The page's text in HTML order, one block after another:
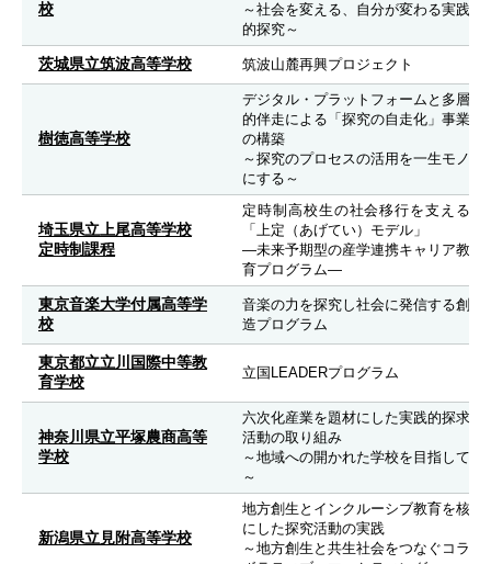
校
～社会を変える、自分が変わる実践
的探究～
茨城県立筑波高等学校 筑波山麓再興プロジェクト
樹徳高等学校
デジタル・プラットフォームと多層
的伴走による「探究の自走化」事業
の構築
～探究のプロセスの活用を一生モノ
にする～
埼玉県立上尾高等学校
定時制課程
定時制高校生の社会移行を支える
「上定（あげてい）モデル」
―未来予期型の産学連携キャリア教
育プログラム―
東京音楽大学付属高等学
校
音楽の力を探究し社会に発信する創
造プログラム
東京都立立川国際中等教
育学校
立国LEADERプログラム
神奈川県立平塚農商高等
学校
六次化産業を題材にした実践的探求
活動の取り組み
～地域への開かれた学校を目指して
～
新潟県立見附高等学校
地方創生とインクルーシブ教育を核
にした探究活動の実践
～地方創生と共生社会をつなぐコラ